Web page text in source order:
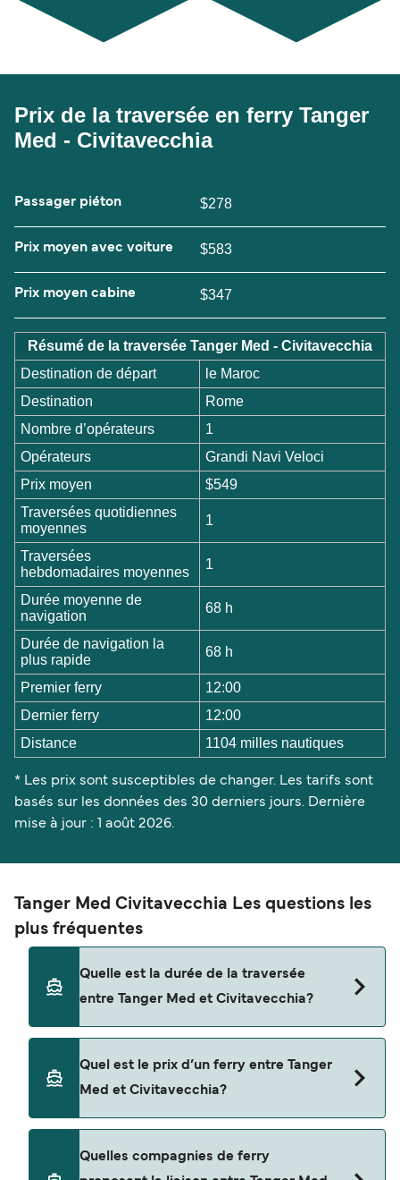
Prix de la traversée en ferry Tanger
Med - Civitavecchia
Passager piéton $278
Prix moyen avec voiture $583
Prix moyen cabine $347
Résumé de la traversée Tanger Med - Civitavecchia
Destination de départ
le Maroc
Destination
Rome
Nombre d’opérateurs
1
Opérateurs
Grandi Navi Veloci
Prix moyen
$549
Traversées quotidiennes
moyennes
1
Traversées
hebdomadaires moyennes
1
Durée moyenne de
navigation
68 h
Durée de navigation la
plus rapide
68 h
Premier ferry
12:00
Dernier ferry
12:00
Distance
1104 milles nautiques
* Les prix sont susceptibles de changer. Les tarifs sont
basés sur les données des 30 derniers jours. Dernière
mise à jour : 1 août 2026.
Tanger Med Civitavecchia Les questions les
plus fréquentes
Quelle est la durée de la traversée
entre Tanger Med et Civitavecchia?
Civitavecchia est d'environ 68 heures. La durée
Nous vous conseillons donc de vérifier ce qu'il en
Quel est le prix d’un ferry entre Tanger
Med et Civitavecchia?
Quelles compagnies de ferry